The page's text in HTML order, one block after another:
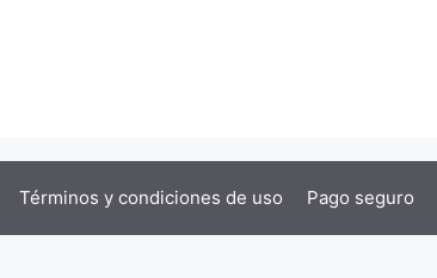
Términos y condiciones de uso Pago seguro